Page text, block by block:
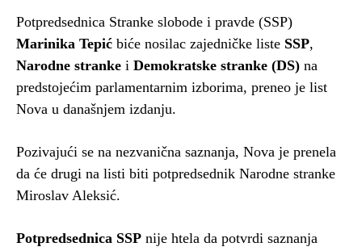
Potpredsednica Stranke slobode i pravde (SSP)
Marinika Tepić biće nosilac zajedničke liste SSP,
Narodne stranke i Demokratske stranke (DS) na
predstojećim parlamentarnim izborima, preneo je list
Nova u današnjem izdanju.
Pozivajući se na nezvanična saznanja, Nova je prenela
da će drugi na listi biti potpredsednik Narodne stranke
Miroslav Aleksić.
Potpredsednica SSP nije htela da potvrdi saznanja